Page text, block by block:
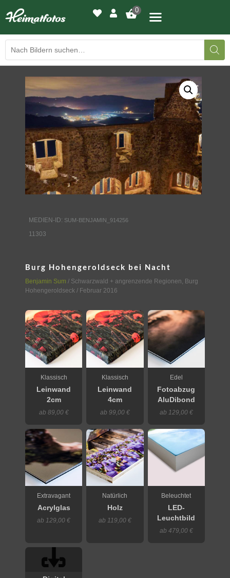
0
BILDERGALERIE
DRUCKQUALITÄTEN
LED-LEUCHTBILDER
WIR DRUCKEN IHR BILD
AUSSTELLUNGEN
KONTAKT
MEDIEN-ID: SUM-BENJAMIN_914256
11303
Burg Hohengeroldseck bei Nacht
Benjamin Sum / Schwarzwald + angrenzende Regionen, Burg
Hohengeroldseck / Februar 2016
Klassisch
Leinwand
2cm
ab 89,00 €
Klassisch
Leinwand
4cm
ab 99,00 €
Edel
Fotoabzug
AluDibond
ab 129,00 €
Extravagant
Acrylglas
ab 129,00 €
Natürlich
Holz
ab 119,00 €
Beleuchtet
LED-
Leuchtbild
ab 479,00 €